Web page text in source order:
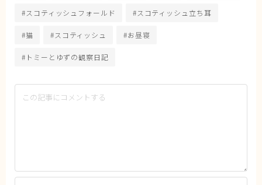
#スコティッシュフォールド #スコティッシュ立ち耳
#猫 #スコティッシュ #お昼寝
#トミーとゆずの観察日記